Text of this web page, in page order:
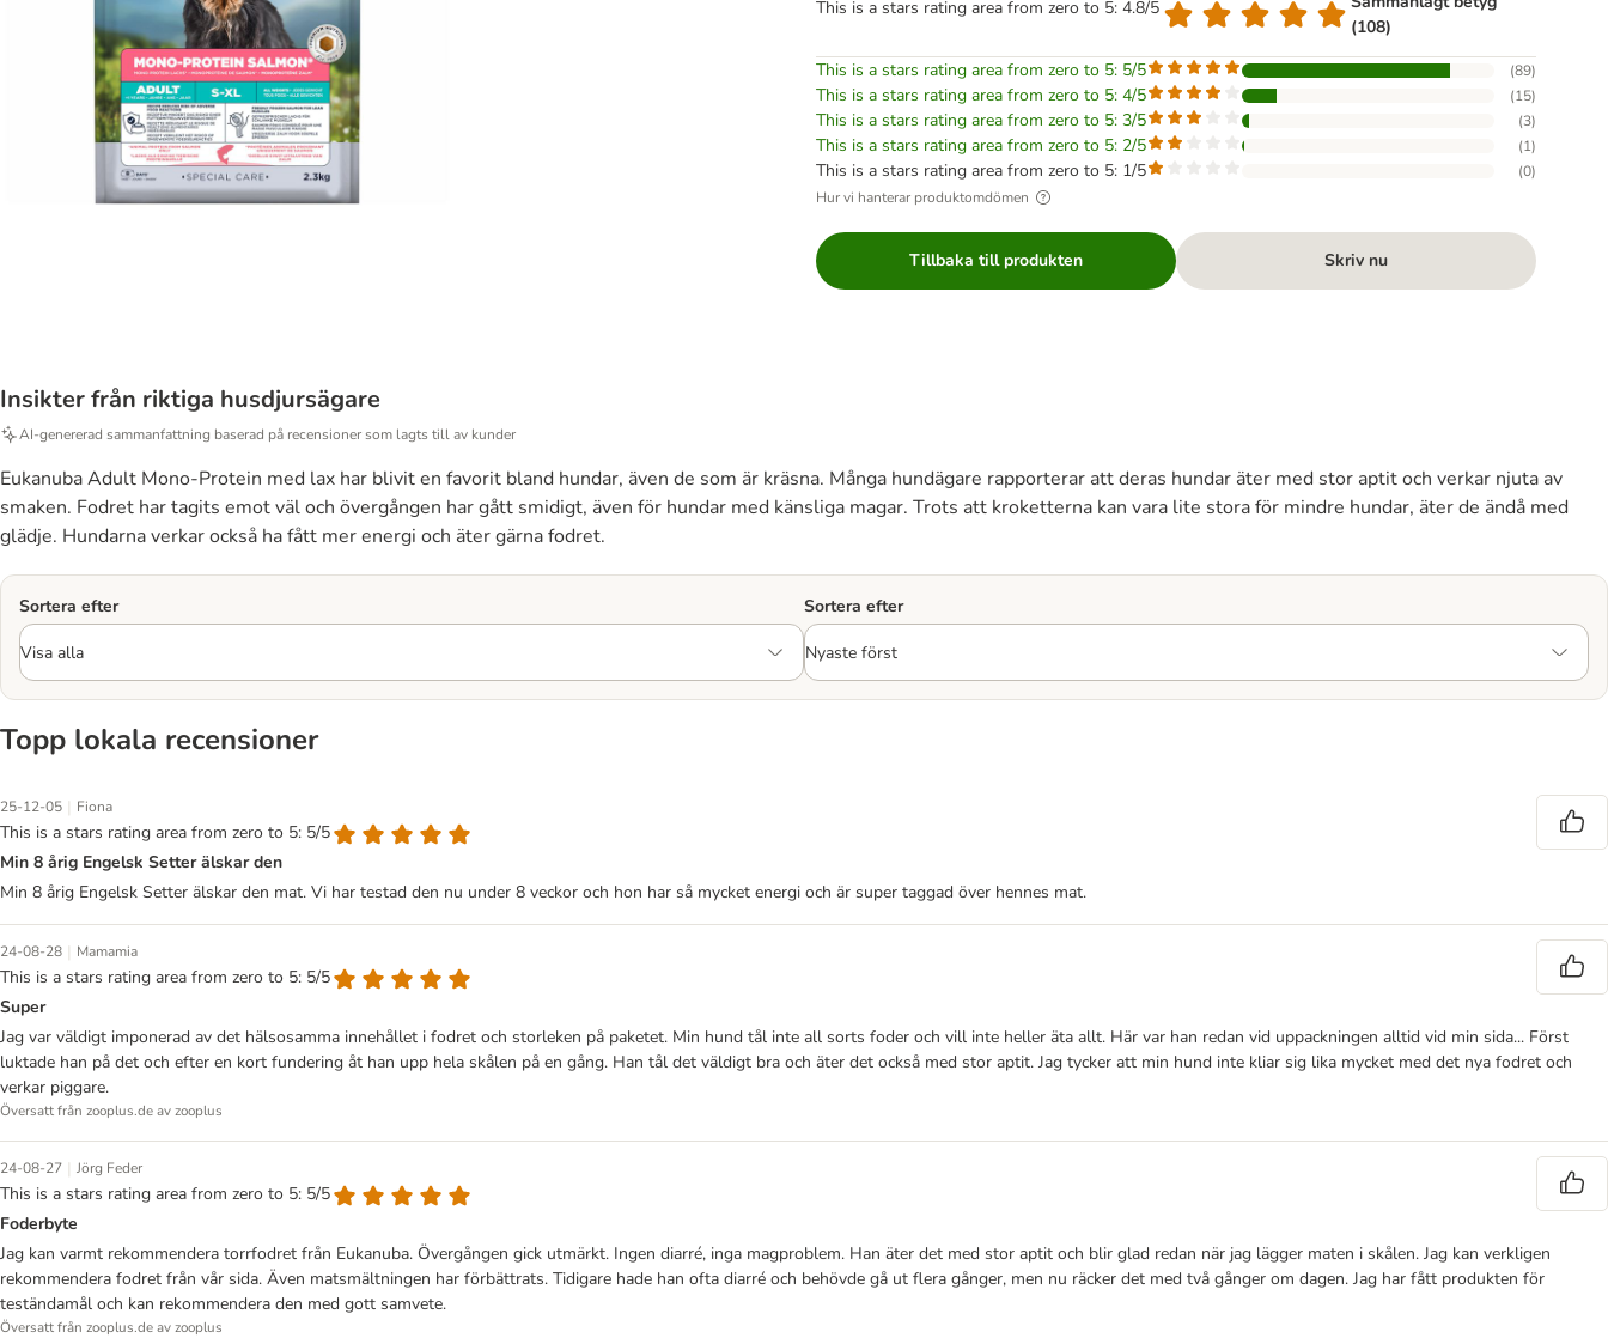
This is a stars rating area from zero to 5: 4.8/5
(108)
This is a stars rating area from zero to 5: 5/5
(89)
This is a stars rating area from zero to 5: 4/5 (15)
This is a stars rating area from zero to 5: 3/5 (3)
This is a stars rating area from zero to 5: 2/5 (1)
This is a stars rating area from zero to 5: 1/5 (0)
Hur vi hanterar produktomdömen
Tillbaka till produkten Skriv nu
Insikter från riktiga husdjursägare
AI-genererad sammanfattning baserad på recensioner som lagts till av kunder
Eukanuba Adult Mono-Protein med lax har blivit en favorit bland hundar, även de som är kräsna. Många hundägare rapporterar att deras hundar äter med stor aptit och verkar njuta av
smaken. Fodret har tagits emot väl och övergången har gått smidigt, även för hundar med känsliga magar. Trots att kroketterna kan vara lite stora för mindre hundar, äter de ändå med
glädje. Hundarna verkar också ha fått mer energi och äter gärna fodret.
Sortera efter Sortera efter
Topp lokala recensioner
25-12-05 | Fiona
This is a stars rating area from zero to 5: 5/5
Min 8 årig Engelsk Setter älskar den
Min 8 årig Engelsk Setter älskar den mat. Vi har testad den nu under 8 veckor och hon har så mycket energi och är super taggad över hennes mat.
24-08-28 | Mamamia
This is a stars rating area from zero to 5: 5/5
Super
Jag var väldigt imponerad av det hälsosamma innehållet i fodret och storleken på paketet. Min hund tål inte all sorts foder och vill inte heller äta allt. Här var han redan vid uppackningen alltid vid min sida... Först
luktade han på det och efter en kort fundering åt han upp hela skålen på en gång. Han tål det väldigt bra och äter det också med stor aptit. Jag tycker att min hund inte kliar sig lika mycket med det nya fodret och
verkar piggare.
Översatt från zooplus.de av zooplus
24-08-27 | Jörg Feder
This is a stars rating area from zero to 5: 5/5
Foderbyte
Jag kan varmt rekommendera torrfodret från Eukanuba. Övergången gick utmärkt. Ingen diarré, inga magproblem. Han äter det med stor aptit och blir glad redan när jag lägger maten i skålen. Jag kan verkligen
rekommendera fodret från vår sida. Även matsmältningen har förbättrats. Tidigare hade han ofta diarré och behövde gå ut flera gånger, men nu räcker det med två gånger om dagen. Jag har fått produkten för
teständamål och kan rekommendera den med gott samvete.
Översatt från zooplus.de av zooplus